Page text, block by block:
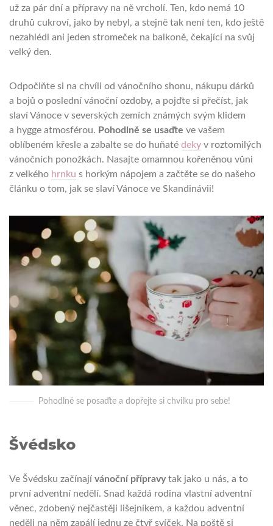
už za pár dní a přípravy na ně vrcholí. Ten, kdo nemá 10
druhů cukroví, jako by nebyl, a stejně tak není ten, kdo ještě
nezahlédl ani jeden stromeček na balkoně, čekající na svůj
velký den.
Odpočiňte si na chvíli od vánočního shonu, nákupu dárků
a bojů o poslední vánoční ozdoby, a pojďte si přečíst, jak
slaví Vánoce v severských zemích známých svým klidem
a hygge atmosférou. Pohodlně se usaďte ve vašem
oblíbeném křesle a zabalte se do huňaté deky v roztomilých
vánočních ponožkách. Nasajte omamnou kořeněnou vůni
z velkého hrnku s horkým nápojem a začtěte se do našeho
článku o tom, jak se slaví Vánoce ve Skandinávii!
Pohodlně se posaďte a dopřejte si chvilku pro sebe!
Švédsko
Ve Švédsku začínají vánoční přípravytak jako u nás, a to
první adventní nedělí. Snad každá rodina vlastní adventní
věnec, zdobený nejčastěji lišejníkem, a každou adventní
neděli na něm zapálí jednu ze čtyř svíček. Na poště si